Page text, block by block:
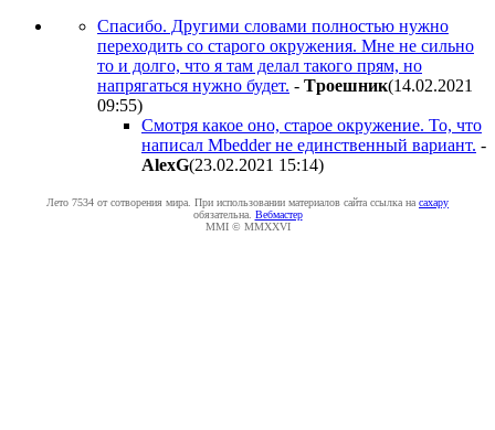
Спасибо. Другими словами полностью нужно
переходить со старого окружения. Мне не сильно
то и долго, что я там делал такого прям, но
напрягаться нужно будет. - Tpoeшник(14.02.2021
09:55)
Смотря какое оно, старое окружение. То, что
написал Mbedder не единственный вариант. -
AlexG(23.02.2021 15:14)
Лето 7534 от сотворения мира. При использовании материалов сайта ссылка на caxapу
обязательна. Вебмастер
MMI © MMXXVI